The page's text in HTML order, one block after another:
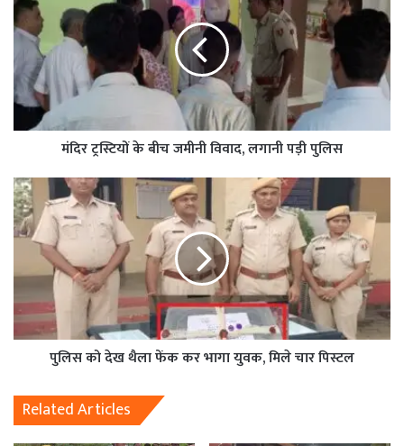
मंदिर ट्रस्टियों के बीच जमीनी विवाद, लगानी पड़ी पुलिस
पुलिस को देख थैला फेंक कर भागा युवक, मिले चार पिस्टल
Related Articles